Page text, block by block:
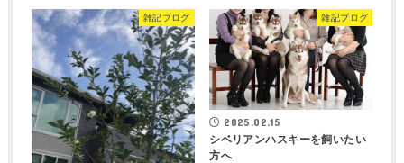
雑記ブログ 雑記ブログ
2025.02.15
シベリアンハスキーを飼いたい
方へ